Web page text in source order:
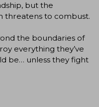
but the
threatens to combust.
the boundaries of
everything they’ve
be… unless they fight